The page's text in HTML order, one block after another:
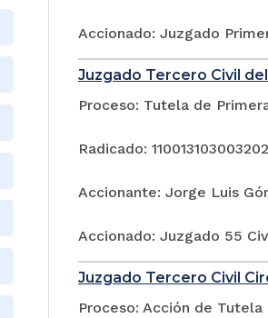
Accionado: Juzgado
Juzgado Tercero Civil
Proceso: Tutela de
Radicado:
Accionante: Jorge Luis
Accionado: Juzgado 55
Juzgado Tercero Civil
Proceso: Acción de Tutela